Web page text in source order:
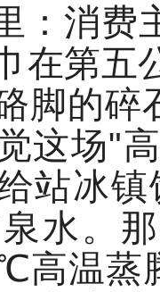
：消费
在第五
脚的碎
这场"
站冰
水。
高温蒸